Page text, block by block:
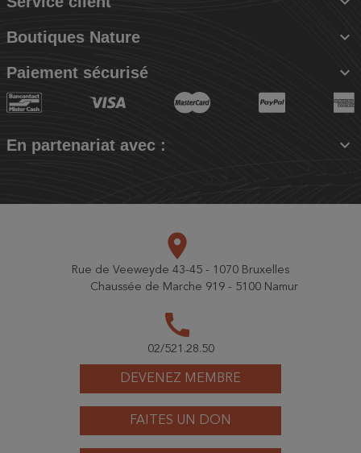
Boutiques Nature 
Paiement sécurisé 
En partenariat avec : 
DEVENEZ MEMBRE
FAITES UN DON
place
Rue de Veeweyde 43-45 - 1070 Bruxelles
Chaussée de Marche 919 - 5100 Namur
call
02/521.28.50